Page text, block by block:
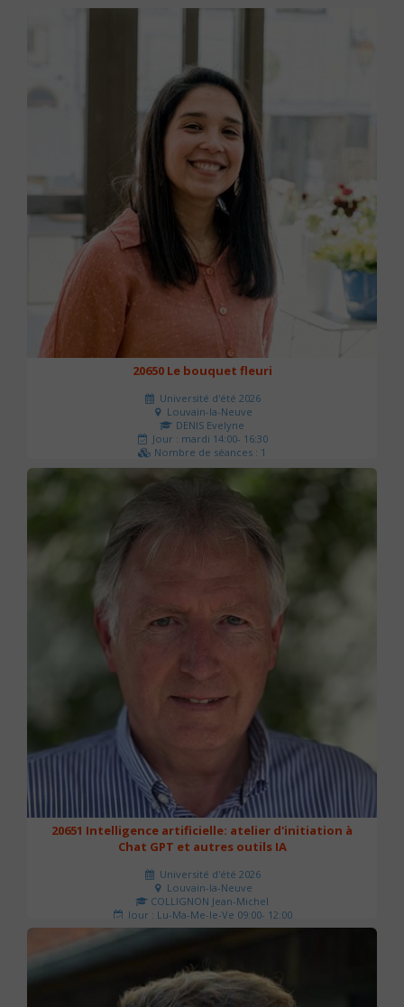
20650 Le bouquet fleuri
Université d'été 2026
Louvain-la-Neuve
DENIS Evelyne
Jour : mardi 14:00- 16:30
Nombre de séances : 1
60 €
20651 Intelligence artificielle: atelier d'initiation à
Chat GPT et autres outils IA
Université d'été 2026
Louvain-la-Neuve
COLLIGNON Jean-Michel
Jour : Lu-Ma-Me-Je-Ve 09:00- 12:00
Nombre de séances : 2